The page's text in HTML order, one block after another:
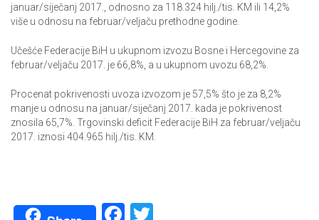
januar/siječanj 2017., odnosno za 118.324 hilj./tis. KM ili 14,2%
više u odnosu na februar/veljaču prethodne godine.
Učešće Federacije BiH u ukupnom izvozu Bosne i Hercegovine za
februar/veljaču 2017. je 66,8%, a u ukupnom uvozu 68,2%.
Procenat pokrivenosti uvoza izvozom je 57,5% što je za 8,2%
manje u odnosu na januar/siječanj 2017. kada je pokrivenost
znosila 65,7%. Trgovinski deficit Federacije BiH za februar/veljaču
2017. iznosi 404.965 hilj./tis. KM.
Facebook